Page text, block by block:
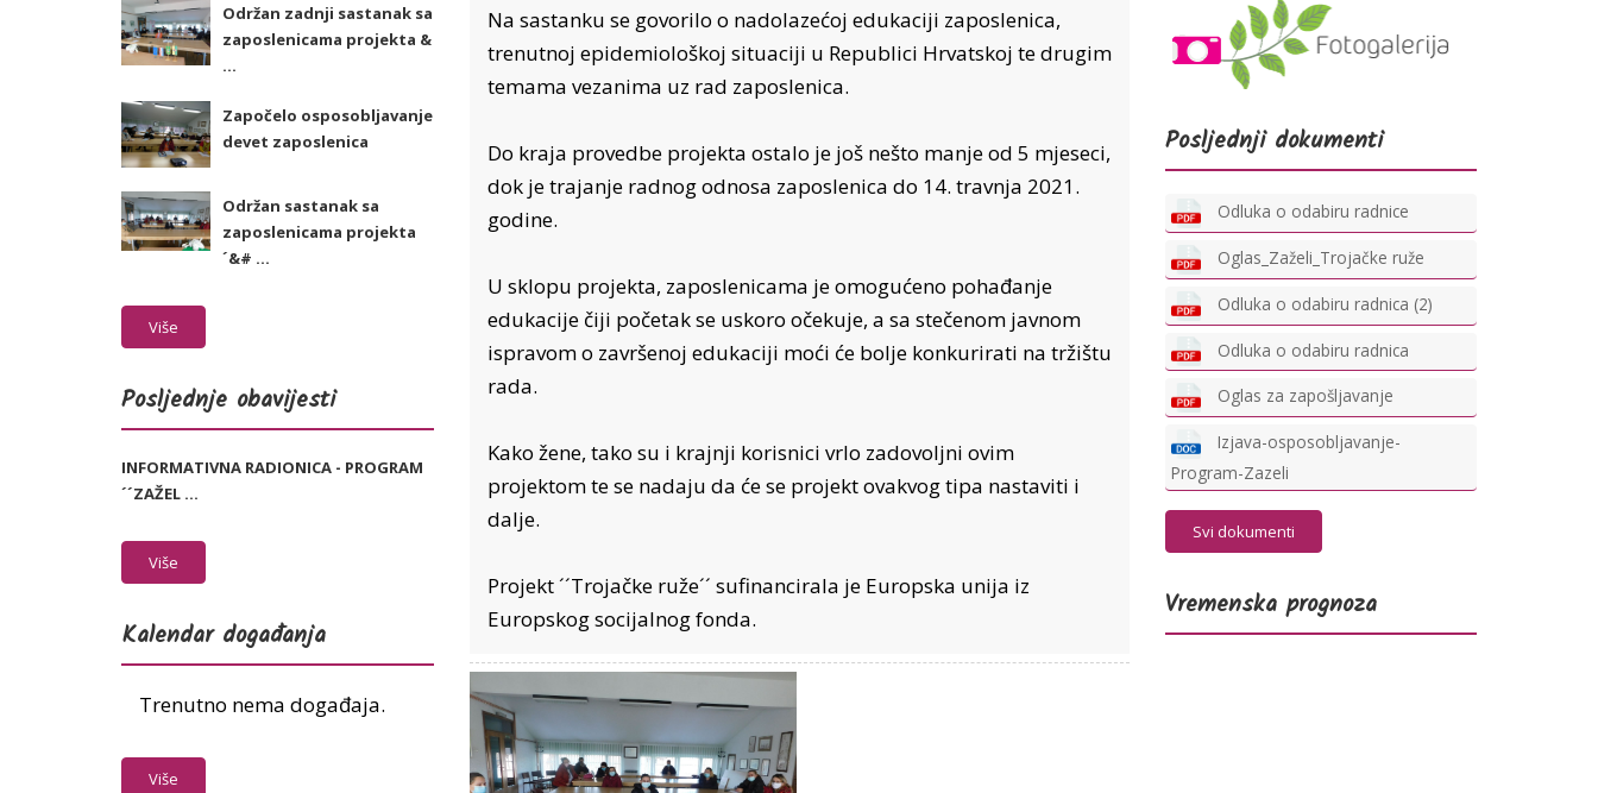
Održan zadnji sastanak sa
zaposlenicama projekta &
...
Započelo osposobljavanje
devet zaposlenica
Održan sastanak sa
zaposlenicama projekta
´&# ...
Više
Posljednje obavijesti
INFORMATIVNA RADIONICA - PROGRAM
´´ZAŽEL ...
Više
Kalendar događanja
Trenutno nema događaja.
Više
Na sastanku se govorilo o nadolazećoj edukaciji zaposlenica,
trenutnoj epidemiološkoj situaciji u Republici Hrvatskoj te drugim
temama vezanima uz rad zaposlenica.
Do kraja provedbe projekta ostalo je još nešto manje od 5 mjeseci,
dok je trajanje radnog odnosa zaposlenica do 14. travnja 2021.
godine.
U sklopu projekta, zaposlenicama je omogućeno pohađanje
edukacije čiji početak se uskoro očekuje, a sa stečenom javnom
ispravom o završenoj edukaciji moći će bolje konkurirati na tržištu
rada.
Kako žene, tako su i krajnji korisnici vrlo zadovoljni ovim
projektom te se nadaju da će se projekt ovakvog tipa nastaviti i
dalje.
Projekt ´´Trojačke ruže´´ sufinancirala je Europska unija iz
Europskog socijalnog fonda.
Posljednji dokumenti
Odluka o odabiru radnice
Oglas_Zaželi_Trojačke ruže
Odluka o odabiru radnica (2)
Odluka o odabiru radnica
Oglas za zapošljavanje
Izjava-osposobljavanje-
Program-Zazeli
Svi dokumenti
Vremenska prognoza